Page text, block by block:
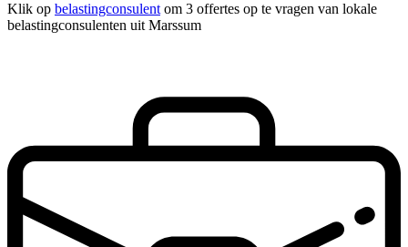
Klik op belastingconsulent om 3 offertes op te vragen van lokale
belastingconsulenten uit Marssum